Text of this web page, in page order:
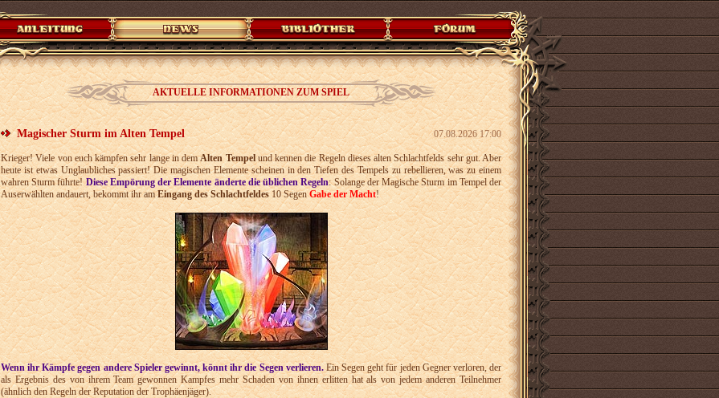
AKTUELLE INFORMATIONEN ZUM SPIEL
Magischer Sturm im Alten Tempel 07.08.2026 17:00
Krieger! Viele von euch kämpfen sehr lange in demAlten Tempelund kennen die Regeln dieses alten Schlachtfelds sehr gut. Aber
heute ist etwas Unglaubliches passiert! Die magischen Elemente scheinen in den Tiefen des Tempels zu rebellieren, was zu einem
wahren Sturm führte!Diese Empörung der Elemente änderte die üblichen Regeln: Solange der Magische Sturm im Tempel der
Auserwählten andauert, bekommt ihr amEingang des Schlachtfeldes10 SegenGabe der Macht!
Wenn ihr Kämpfe gegen andere Spieler gewinnt, könnt ihr die Segen verlieren.Ein Segen geht für jeden Gegner verloren, der
als Ergebnis des von ihrem Team gewonnen Kampfes mehr Schaden von ihnen erlitten hat als von jedem anderen Teilnehmer
(ähnlich den Regeln der Reputation der Trophäenjäger).